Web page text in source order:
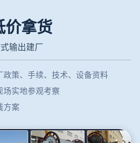
价拿货
输出建厂
政策、手续、技术、设备资料
场实地参观考察
方案